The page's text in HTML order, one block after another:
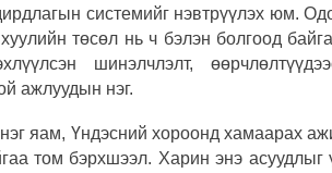
системийг нэвтрүүлэх юм.
төсөл нь ч бэлэн болгоод
шинэлчлэлт,
ажлуудын нэг.
яам, Үндэсний хороонд хамаарах
том бэрхшээл. Харин энэ асуудлыг